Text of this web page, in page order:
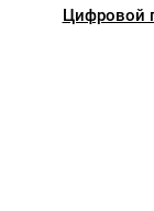
Цифровой